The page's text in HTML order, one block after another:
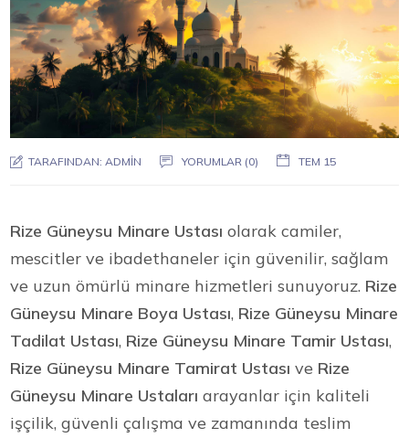
TARAFINDAN: ADMIN YORUMLAR (0) TEM 15
Rize Güneysu Minare Ustası olarak camiler,
mescitler ve ibadethaneler için güvenilir, sağlam
ve uzun ömürlü minare hizmetleri sunuyoruz. Rize
Güneysu Minare Boya Ustası, Rize Güneysu Minare
Tadilat Ustası, Rize Güneysu Minare Tamir Ustası,
Rize Güneysu Minare Tamirat Ustası ve Rize
Güneysu Minare Ustaları arayanlar için kaliteli
işçilik, güvenli çalışma ve zamanında teslim